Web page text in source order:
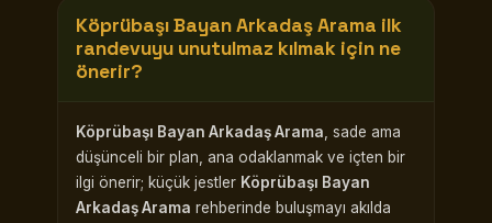
Köprübaşı Bayan Arkadaş Arama ilk
randevuyu unutulmaz kılmak için ne
önerir?
Köprübaşı Bayan Arkadaş Arama , sade ama
düşünceli bir plan, ana odaklanmak ve içten bir
ilgi önerir; küçük jestler Köprübaşı Bayan
Arkadaş Arama rehberinde buluşmayı akılda